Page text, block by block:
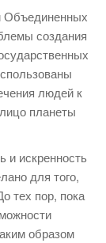
Объединенных
создания
людей к
планеты
и искренность
для того,
тех пор, пока
образом